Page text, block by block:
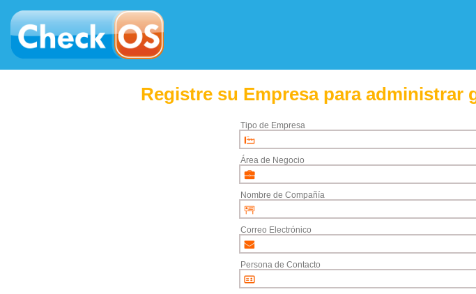
Registre su Empresa para
Tipo de Empresa
Área de Negocio
Nombre de Compañía
Correo Electrónico
Persona de Contacto